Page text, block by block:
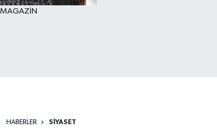
MAGAZİN
HABERLER SİYASET